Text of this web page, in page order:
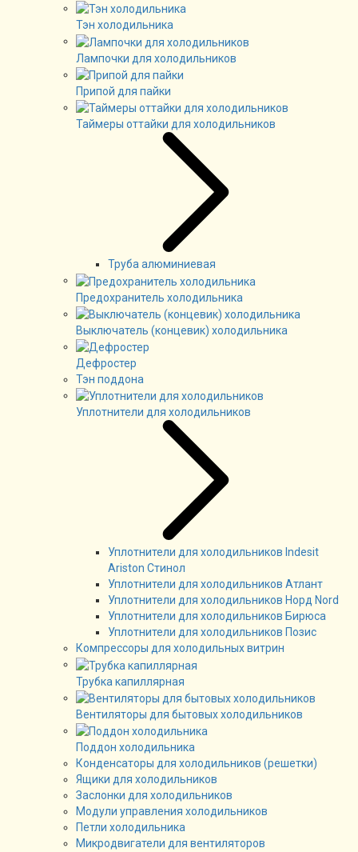
Тэн холодильника
Лампочки для холодильников
Припой для пайки
Таймеры оттайки для холодильников
Труба алюминиевая
Предохранитель холодильника
Выключатель (концевик) холодильника
Дефростер
Тэн поддона
Уплотнители для холодильников
Уплотнители для холодильников Indesit
Ariston Стинол
Уплотнители для холодильников Атлант
Уплотнители для холодильников Норд Nord
Уплотнители для холодильников Бирюса
Уплотнители для холодильников Позис
Компрессоры для холодильных витрин
Трубка капиллярная
Вентиляторы для бытовых холодильников
Поддон холодильника
Конденсаторы для холодильников (решетки)
Ящики для холодильников
Заслонки для холодильников
Модули управления холодильников
Петли холодильника
Микродвигатели для вентиляторов